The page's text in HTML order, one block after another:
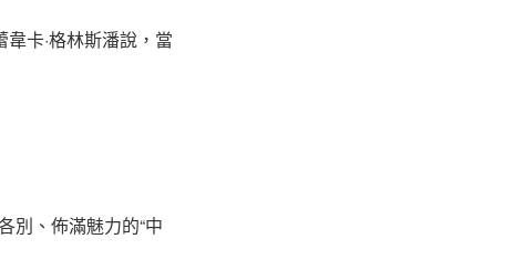
卡·格林斯潘說，當
別、佈滿魅力的“中